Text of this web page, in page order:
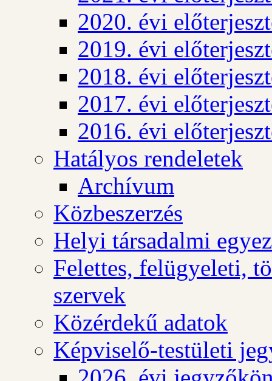
2020. évi
2019. évi
2018. évi
2017. évi
2016. évi
Hatályos rendeletek
Archívum
Közbeszerzés
Helyi társadalmi
Felettes, felügyeleti,
szervek
Közérdekű adatok
Képviselő-testületi